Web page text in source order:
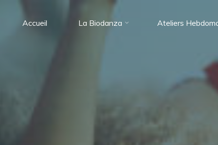
Accueil La Biodanza Ateliers